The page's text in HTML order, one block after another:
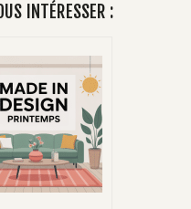
INTÉRESSER :